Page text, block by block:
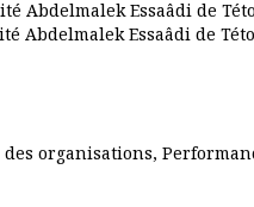
Abdelmalek Essaâdi de
Abdelmalek Essaâdi de
des organisations,